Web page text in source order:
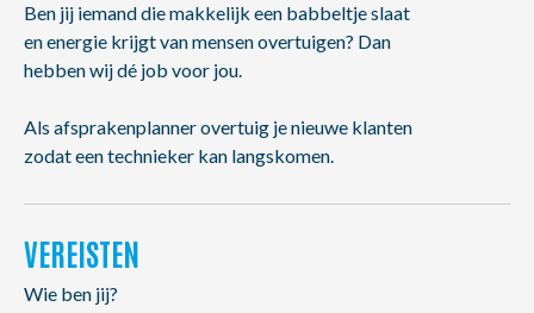
Ben jij iemand die makkelijk een babbeltje slaat
en energie krijgt van mensen overtuigen? Dan
hebben wij dé job voor jou.
Als afsprakenplanner overtuig je nieuwe klanten
zodat een technieker kan langskomen.
VEREISTEN
Wie ben jij?